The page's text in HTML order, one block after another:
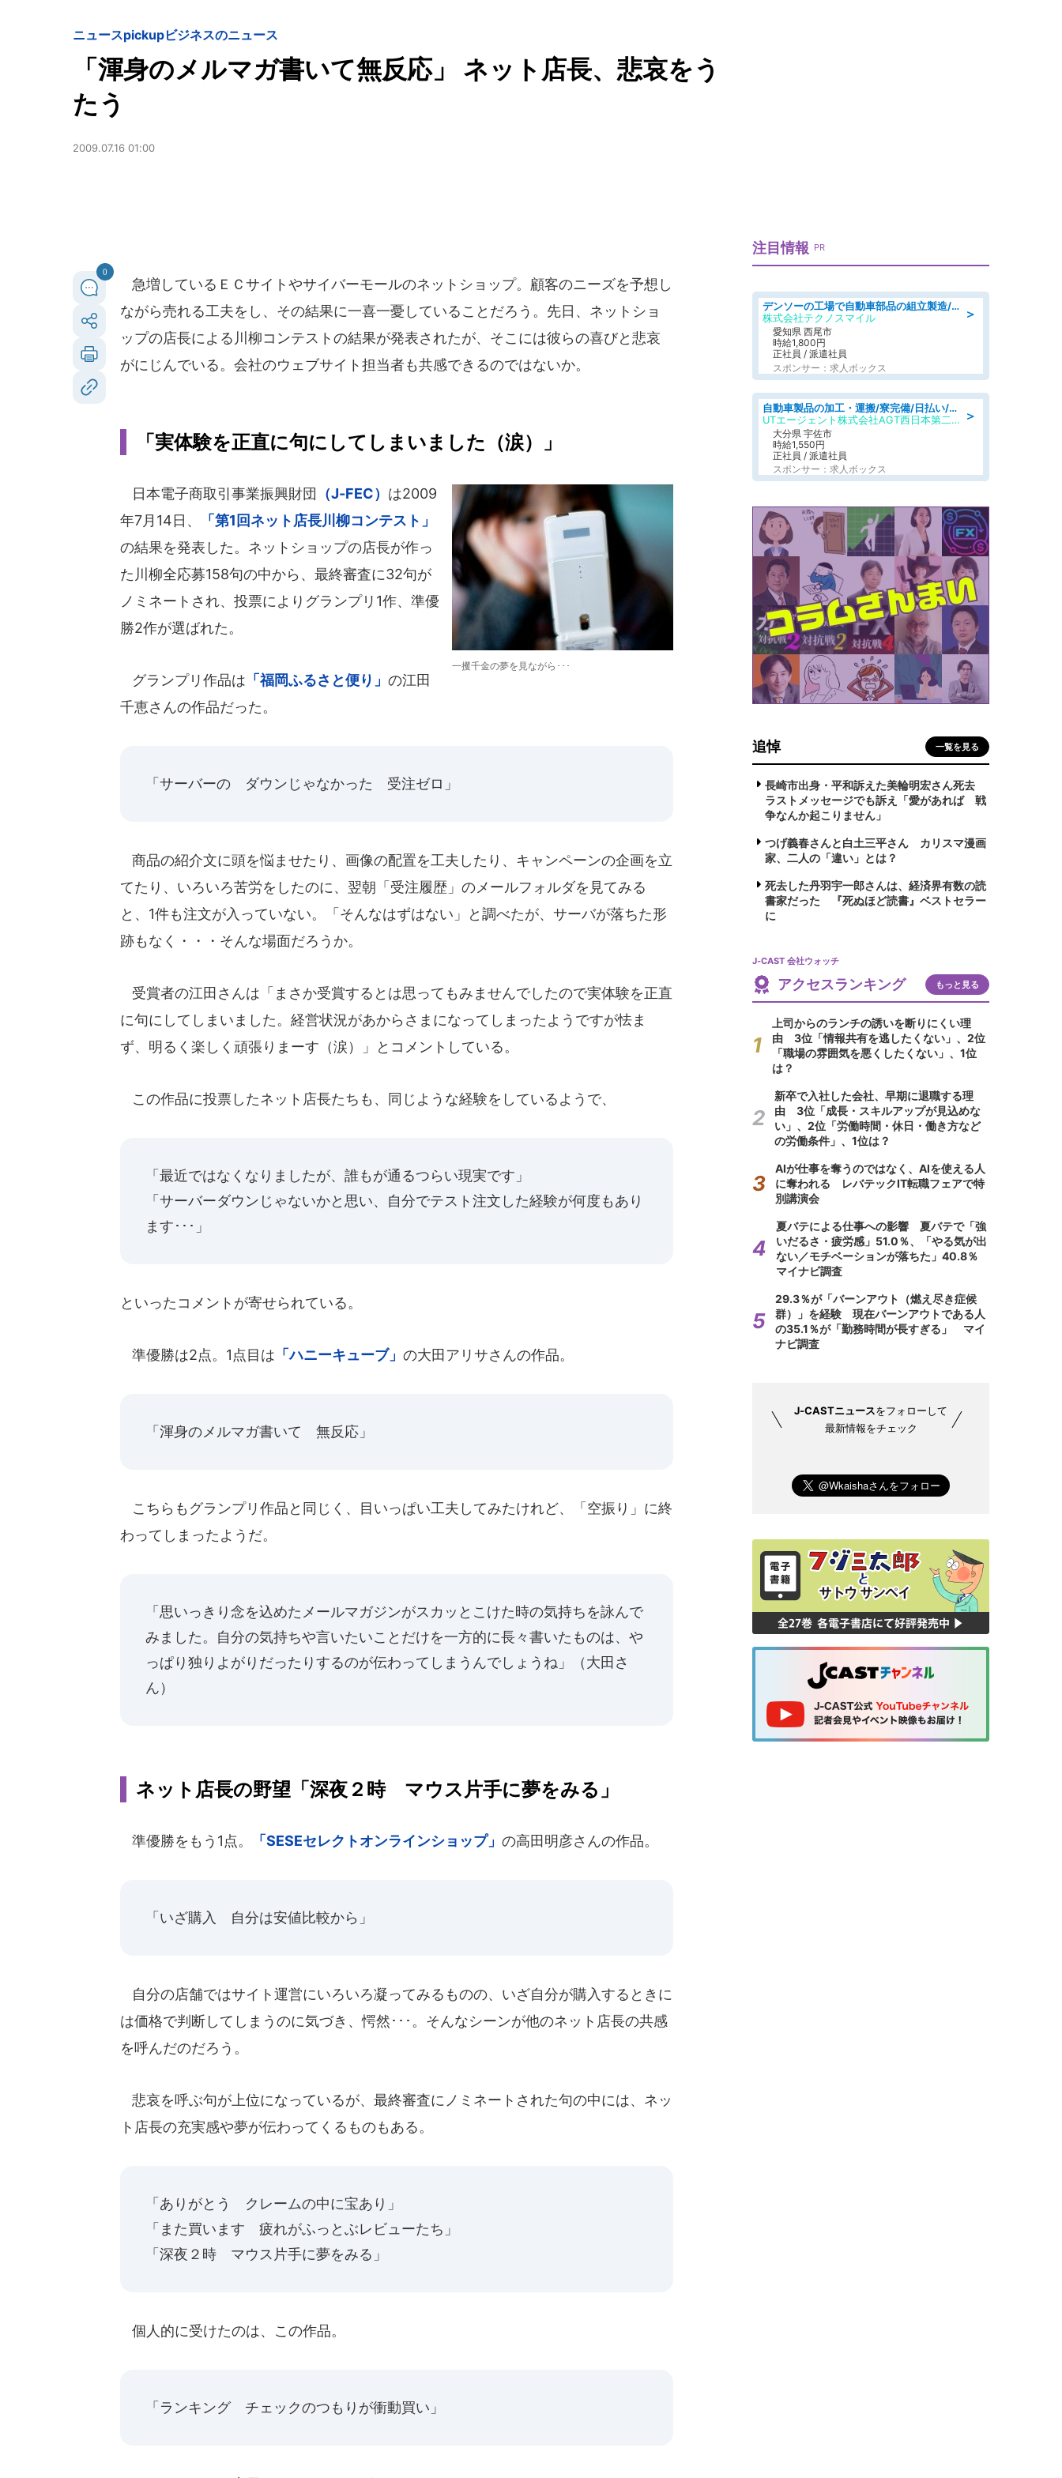
ニュースpickupビジネスのニュース
「渾身のメルマガ書いて無反応」 ネット店長、悲哀をう
たう
2009.07.16 01:00
0
急増しているＥＣサイトやサイバーモールのネットショップ。顧客のニーズを予想し
ながら売れる工夫をし、その結果に一喜一憂していることだろう。先日、ネットショ
ップの店長による川柳コンテストの結果が発表されたが、そこには彼らの喜びと悲哀
がにじんでいる。会社のウェブサイト担当者も共感できるのではないか。
「実体験を正直に句にしてしまいました（涙）」
一攫千金の夢を見ながら･･･
日本電子商取引事業振興財団 （J-FEC） は2009
年7月14日、
「第1回ネット店長川柳コンテスト」
の結果を発表した。ネットショップの店長が作っ
た川柳全応募158句の中から、最終審査に32句が
ノミネートされ、投票によりグランプリ1作、準優
勝2作が選ばれた。
グランプリ作品は 「福岡ふるさと便り」 の江田
千恵さんの作品だった。
「サーバーの ダウンじゃなかった 受注ゼロ」
商品の紹介文に頭を悩ませたり、画像の配置を工夫したり、キャンペーンの企画を立
てたり、いろいろ苦労をしたのに、翌朝「受注履歴」のメールフォルダを見てみる
と、1件も注文が入っていない。「そんなはずはない」と調べたが、サーバが落ちた形
跡もなく・・・そんな場面だろうか。
受賞者の江田さんは「まさか受賞するとは思ってもみませんでしたので実体験を正直
に句にしてしまいました。経営状況があからさまになってしまったようですが怯ま
ず、明るく楽しく頑張りまーす（涙）」とコメントしている。
この作品に投票したネット店長たちも、同じような経験をしているようで、
「最近ではなくなりましたが、誰もが通るつらい現実です」
「サーバーダウンじゃないかと思い、自分でテスト注文した経験が何度もあり
ます･･･」
といったコメントが寄せられている。
準優勝は2点。1点目は 「ハニーキューブ」 の大田アリサさんの作品。
「渾身のメルマガ書いて 無反応」
こちらもグランプリ作品と同じく、目いっぱい工夫してみたけれど、「空振り」に終
わってしまったようだ。
「思いっきり念を込めたメールマガジンがスカッとこけた時の気持ちを詠んで
みました。自分の気持ちや言いたいことだけを一方的に長々書いたものは、や
っぱり独りよがりだったりするのが伝わってしまうんでしょうね」（大田さ
ん）
ネット店長の野望「深夜２時 マウス片手に夢をみる」
準優勝をもう1点。 「SESEセレクトオンラインショップ」 の高田明彦さんの作品。
「いざ購入 自分は安値比較から」
自分の店舗ではサイト運営にいろいろ凝ってみるものの、いざ自分が購入するときに
は価格で判断してしまうのに気づき、愕然･･･。そんなシーンが他のネット店長の共感
を呼んだのだろう。
悲哀を呼ぶ句が上位になっているが、最終審査にノミネートされた句の中には、ネッ
ト店長の充実感や夢が伝わってくるものもある。
「ありがとう クレームの中に宝あり」
「また買います 疲れがふっとぶレビューたち」
「深夜２時 マウス片手に夢をみる」
個人的に受けたのは、この作品。
「ランキング チェックのつもりが衝動買い」
注目情報 PR
＞
デンソーの工場で自動車部品の組立製造/denso aichi
株式会社テクノスマイル
愛知県 西尾市
時給1,800円
正社員 / 派遣社員
スポンサー：求人ボックス
＞
自動車製品の加工・運搬/寮完備/日払い/工場・製造
UTエージェント株式会社AGT西日本第二CU
大分県 宇佐市
時給1,550円
正社員 / 派遣社員
スポンサー：求人ボックス
追悼 一覧を見る
長崎市出身・平和訴えた美輪明宏さん死去
ラストメッセージでも訴え「愛があれば 戦
争なんか起こりません」
つげ義春さんと白土三平さん カリスマ漫画
家、二人の「違い」とは？
死去した丹羽宇一郎さんは、経済界有数の読
書家だった 『死ぬほど読書』ベストセラー
に
J-CAST 会社ウォッチ
アクセスランキング もっと見る
上司からのランチの誘いを断りにくい理
由 3位「情報共有を逃したくない」、2位
「職場の雰囲気を悪くしたくない」、1位
は？
新卒で入社した会社、早期に退職する理
由 3位「成長・スキルアップが見込めな
い」、2位「労働時間・休日・働き方など
の労働条件」、1位は？
AIが仕事を奪うのではなく、AIを使える人
に奪われる レバテックIT転職フェアで特
別講演会
夏バテによる仕事への影響 夏バテで「強
いだるさ・疲労感」51.0％、「やる気が出
ない／モチベーションが落ちた」40.8％
マイナビ調査
29.3％が「バーンアウト（燃え尽き症候
群）」を経験 現在バーンアウトである人
の35.1％が「勤務時間が長すぎる」 マイ
ナビ調査
J-CASTニュースをフォローして
最新情報をチェック